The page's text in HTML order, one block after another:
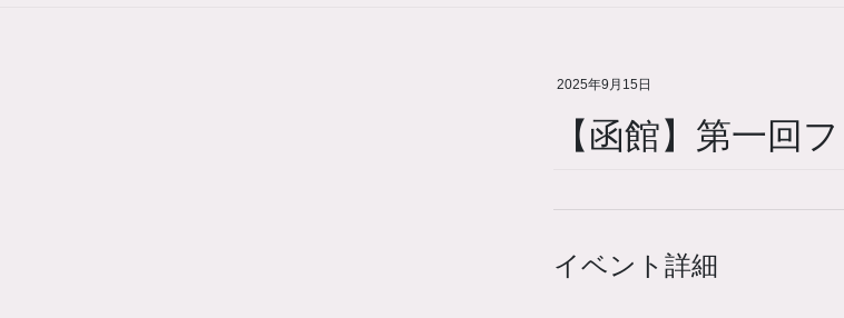
2025年9月15日
【函館】第一回
イベント詳細